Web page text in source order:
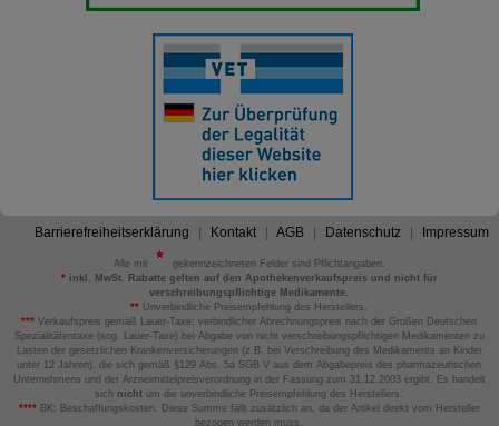
Barrierefreiheitserklärung Kontakt AGB Datenschutz Impressum
Alle mit
gekennzeichneten Felder sind Pflichtangaben.
*inkl. MwSt. Rabatte gelten auf den Apothekenverkaufspreis und nicht für
verschreibungspflichtige Medikamente.
** Unverbindliche Preisempfehlung des Herstellers.
*** Verkaufspreis gemäß Lauer-Taxe; verbindlicher Abrechnungspreis nach der Großen Deutschen
Spezialitätentaxe (sog. Lauer-Taxe) bei Abgabe von nicht verschreibungspflichtigen Medikamenten zu
Lasten der gesetzlichen Krankenversicherungen (z.B. bei Verschreibung des Medikaments an Kinder
unter 12 Jahren), die sich gemäß §129 Abs. 5a SGB V aus dem Abgabepreis des pharmazeutischen
Unternehmens und der Arzneimittelpreisverordnung in der Fassung zum 31.12.2003 ergibt. Es handelt
sich nicht um die unverbindliche Preisempfehlung des Herstellers.
****BK: Beschaffungskosten. Diese Summe fällt zusätzlich an, da der Artikel direkt vom Hersteller
bezogen werden muss.